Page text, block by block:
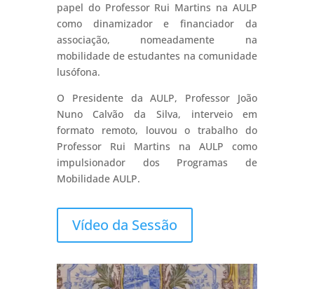
papel do Professor Rui Martins na AULP
como dinamizador e financiador da
associação, nomeadamente na
mobilidade de estudantes na comunidade
lusófona.
O Presidente da AULP, Professor João
Nuno Calvão da Silva, interveio em
formato remoto, louvou o trabalho do
Professor Rui Martins na AULP como
impulsionador dos Programas de
Mobilidade AULP.
Vídeo da Sessão